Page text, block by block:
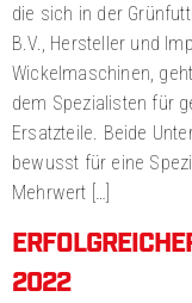
die sich in der
B.V., Hersteller und
Wickelmaschinen,
dem Spezialisten für
Ersatzteile. Beide
bewusst für eine
Mehrwert […]
2022